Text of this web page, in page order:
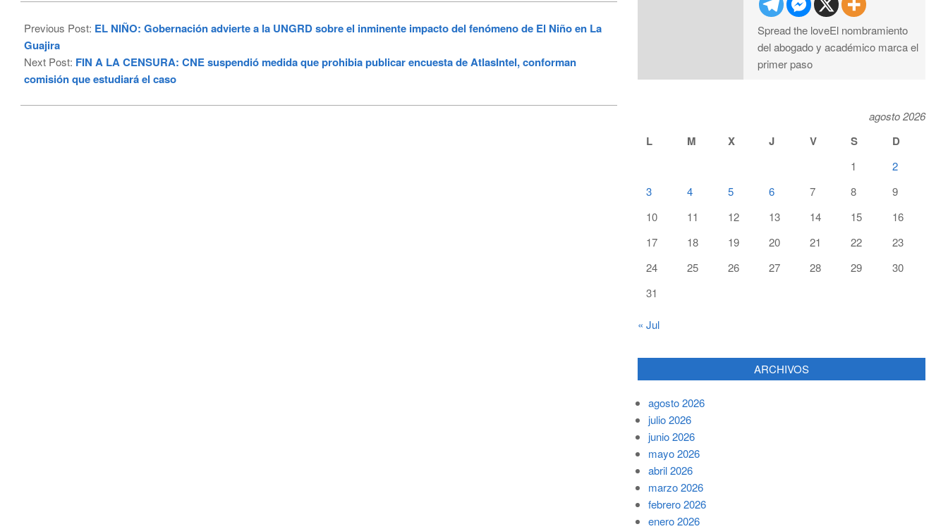
05-
20
Previous Post: EL NIÑO: Gobernación advierte a la UNGRD sobre el inminente impacto del fenómeno de El Niño en La
Guajira
Next Post: FIN A LA CENSURA: CNE suspendió medida que prohibia publicar encuesta de AtlasIntel, conforman
comisión que estudiará el caso
Spread the loveEl nombramiento
del abogado y académico marca el
primer paso
agosto 2026
L M X J V S D
1
2
3
4 5 6 7 8
9
10
11 12 13 14 15
16
17
18 19 20 21 22
23
24
25 26 27 28 29
30
31
« Jul
ARCHIVOS
agosto 2026
julio 2026
junio 2026
mayo 2026
abril 2026
marzo 2026
febrero 2026
enero 2026